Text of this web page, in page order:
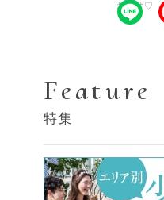
お届け♡
Feature
特集